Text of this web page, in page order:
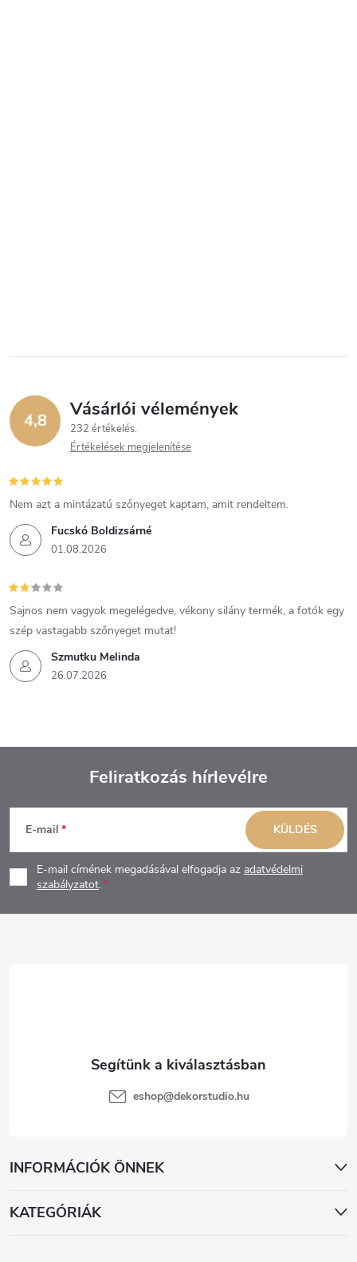
4,8 Vásárlói vélemények
232 értékelés
Értékelések megjelenítése
Fucskó Boldizsárné
01.08.2026
Nem azt a mintázatú szőnyeget kaptam, amit rendeltem.
Szmutku Melinda
26.07.2026
Sajnos nem vagyok megelégedve, vékony silány termék, a fotók egy
szép vastagabb szőnyeget mutat!
L
á
b
Feliratkozás hírlevélre
E-mail
E-mail címének megadásával elfogadja az adatvédelmi
szabályzatot.
KÜLDÉS
INFORMÁCIÓK ÖNNEK
KATEGÓRIÁK
eshop@dekorstudio.hu